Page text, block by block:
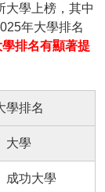
大學上榜，其中
年大學排名
排名有顯著提
學排名
大學
成功大學